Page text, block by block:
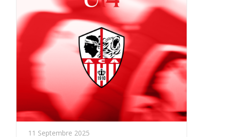
11 Septembre 2025